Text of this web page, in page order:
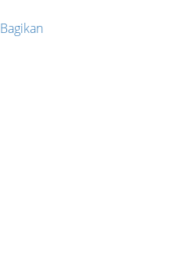
Bagikan